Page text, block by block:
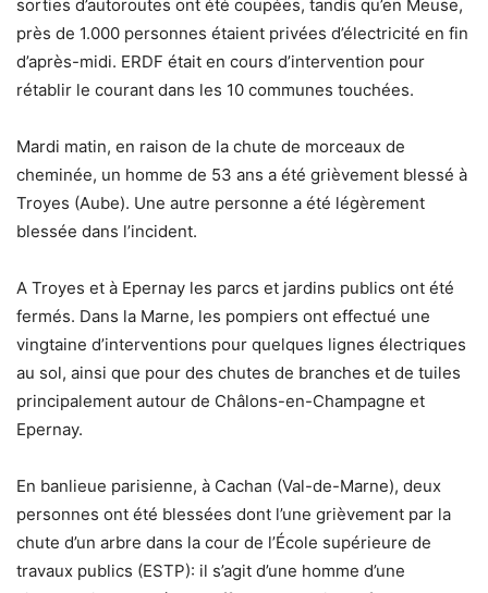
sorties d’autoroutes ont été coupées, tandis qu’en Meuse,
près de 1.000 personnes étaient privées d’électricité en fin
d’après-midi. ERDF était en cours d’intervention pour
rétablir le courant dans les 10 communes touchées.
Mardi matin, en raison de la chute de morceaux de
cheminée, un homme de 53 ans a été grièvement blessé à
Troyes (Aube). Une autre personne a été légèrement
blessée dans l’incident.
A Troyes et à Epernay les parcs et jardins publics ont été
fermés. Dans la Marne, les pompiers ont effectué une
vingtaine d’interventions pour quelques lignes électriques
au sol, ainsi que pour des chutes de branches et de tuiles
principalement autour de Châlons-en-Champagne et
Epernay.
En banlieue parisienne, à Cachan (Val-de-Marne), deux
personnes ont été blessées dont l’une grièvement par la
chute d’un arbre dans la cour de l’École supérieure de
travaux publics (ESTP): il s’agit d’une homme d’une